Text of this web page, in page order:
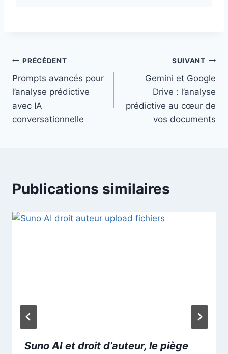
Navigation
de
l’article
PRÉCÉDENT
Prompts avancés pour
l’analyse prédictive
avec IA
conversationnelle
SUIVANT
Gemini et Google
Drive : l’analyse
prédictive au cœur de
vos documents
Publications similaires
Suno AI et droit d’auteur, le piège